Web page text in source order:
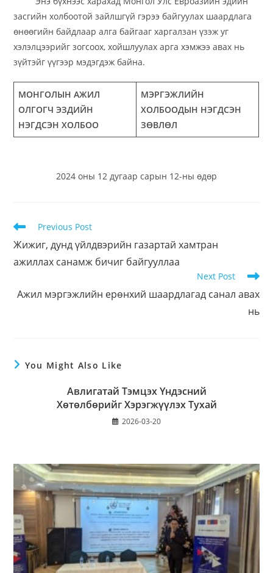
засгийн холбоотой зайлшгүй гэрээ байгуулах шаардлага
өнөөгийн байдлаар алга байгааг харгалзан үзэж уг
хэлэлцээрийг зогсоох, хойшлуулах арга хэмжээ авах нь
зүйтэйг үүгээр мэдэгдэж байна.
МОНГОЛЫН АЖИЛ
ОЛГОГЧ ЭЗДИЙН
НЭГДСЭН ХОЛБОО
МЭРГЭЖЛИЙН
ХОЛБООДЫН НЭГДСЭН
ЗӨВЛӨЛ
2024 оны 12 дугаар сарын 12-ны өдөр
Previous Post
Жижиг, дунд үйлдвэрийн газартай xамтран
ажиллах санамж бичиг байгууллаа
Next Post
Ажил мэргэжлийн ерөнхий шаардлагад санал авах
нь
You Might Also Like
Авлигатай Тэмцэх Үндэсний
Хөтөлбөрийг Хэрэгжүүлэх Тухай
2026-03-20